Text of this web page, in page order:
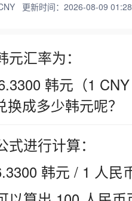
更新时间：2026-08-09
汇率为：
韩元（1
成多少韩元呢？
进行计算：
韩元 / 1 人民